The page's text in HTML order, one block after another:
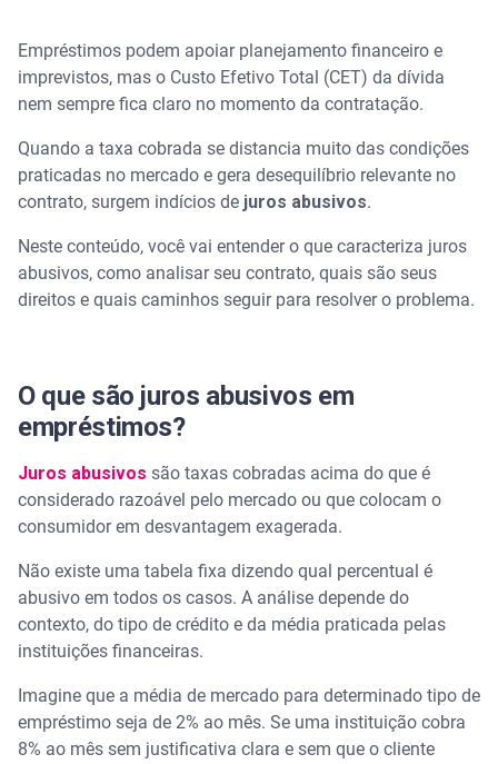
Assista | Juros abusivos: como saber e calcular?
Quando o juro do empréstimo é considerado
Qual é o limite máximo de juros permitido por lei?
Como saber se o empréstimo tem juros abusivos?
O que fazer se você identificou juros abusivos no
seu contrato?
Diferença entre juros legais, contratuais e abusivos:
entenda
Como o Serasa Crédito ajuda você a comparar
taxas e economizar
Informação e ação para fugir dos juros abusivos
Perguntas frequentes sobre empréstimo com juros
abusivos
Quando o juro do empréstimo é abusivo?
Como tirar juros abusivos de empréstimo?
Empréstimos podem apoiar planejamento financeiro e
imprevistos, mas o Custo Efetivo Total (CET) da dívida
nem sempre fica claro no momento da contratação.
Quando a taxa cobrada se distancia muito das condições
praticadas no mercado e gera desequilíbrio relevante no
contrato, surgem indícios de juros abusivos.
Neste conteúdo, você vai entender o que caracteriza juros
abusivos, como analisar seu contrato, quais são seus
direitos e quais caminhos seguir para resolver o problema.
O que são juros abusivos em
empréstimos?
Juros abusivos são taxas cobradas acima do que é
considerado razoável pelo mercado ou que colocam o
consumidor em desvantagem exagerada.
Não existe uma tabela fixa dizendo qual percentual é
abusivo em todos os casos. A análise depende do
contexto, do tipo de crédito e da média praticada pelas
instituições financeiras.
Imagine que a média de mercado para determinado tipo de
empréstimo seja de 2% ao mês. Se uma instituição cobra
8% ao mês sem justificativa clara e sem que o cliente